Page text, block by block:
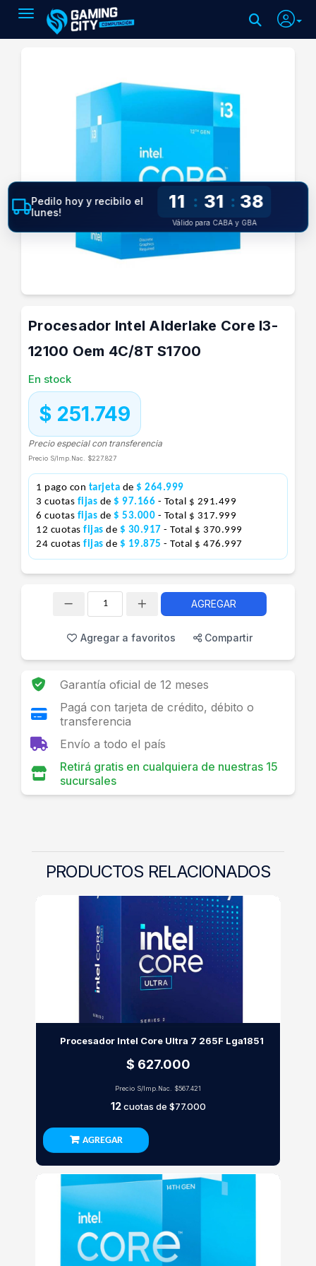
Toggle navigation
Procesador Intel Alderlake Core I3-
12100 Oem 4C/8T S1700
En stock
$ 251.749
Precio especial con transferencia
Precio S/Imp.Nac. $227.827
1 pago con tarjeta de $ 264.999
3 cuotas fijas de $ 97.166 - Total $ 291.499
6 cuotas fijas de $ 53.000 - Total $ 317.999
12 cuotas fijas de $ 30.917 - Total $ 370.999
24 cuotas fijas de $ 19.875 - Total $ 476.997
Pedilo hoy y recibilo el
lunes!
11 : 31 : 38
Válido para CABA y GBA
AGREGAR
Agregar a favoritos Compartir
Garantía oficial de 12 meses
Pagá con tarjeta de crédito, débito o
transferencia
Envío a todo el país
Retirá gratis en cualquiera de nuestras 15
sucursales
PRODUCTOS RELACIONADOS
Procesador Intel Core Ultra 7 265F Lga1851
$ 627.000
Precio S/Imp.Nac. $567.421
12cuotas de $77.000
AGREGAR